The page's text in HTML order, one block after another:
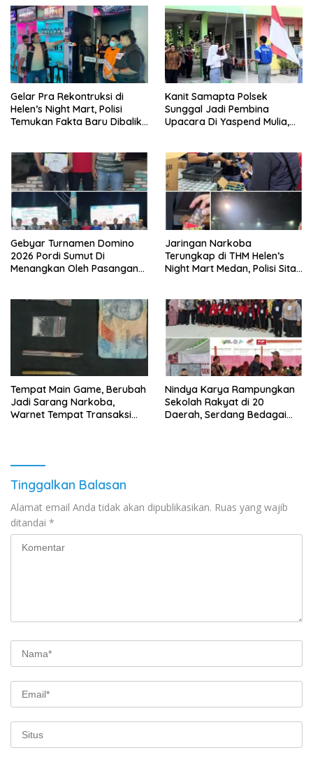
Gelar Pra Rekontruksi di
Helen’s Night Mart, Polisi
Temukan Fakta Baru Dibalik
Kanit Samapta Polsek
Sunggal Jadi Pembina
Upacara Di Yaspend Mulia,
Penyalahgunaan Narkoba
Gebyar Turnamen Domino
2026 Pordi Sumut Di
Menangkan Oleh Pasangan
Jaringan Narkoba
Terungkap di THM Helen’s
Night Mart Medan, Polisi Sita
Tempat Main Game, Berubah
Jadi Sarang Narkoba,
Warnet Tempat Transaksi
Nindya Karya Rampungkan
Sekolah Rakyat di 20
Daerah, Serdang Bedagai
Tinggalkan Balasan
Alamat email Anda tidak akan dipublikasikan. Ruas yang wajib
ditandai *